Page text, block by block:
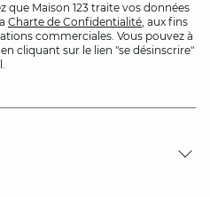
que Maison 123 traite vos données
Charte de Confidentialité, aux fins
commerciales. Vous pouvez à
cliquant sur le lien "se désinscrire"